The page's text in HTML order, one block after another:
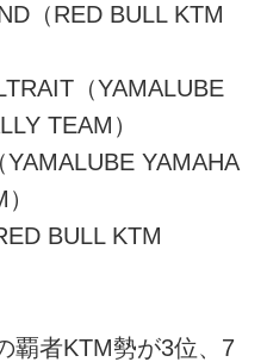
（RED BULL KTM
（YAMALUBE
TEAM）
YAMAHA
BULL KTM
覇者KTM勢が3位、7